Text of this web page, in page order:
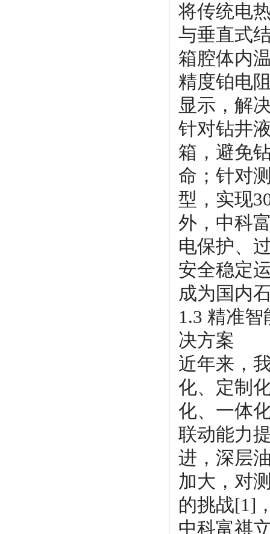
将传统电
与垂直式
箱腔体内
精度铂电
显示，解
针对钻井
箱，避免
命；针对
型，实现
外，中科
电保护、
安全稳定
成为国内
1.3 精准
决方案
近年来，
化、定制
化、一体
联动能力
进，深层
加大，对
的挑战[1]
中科富祺